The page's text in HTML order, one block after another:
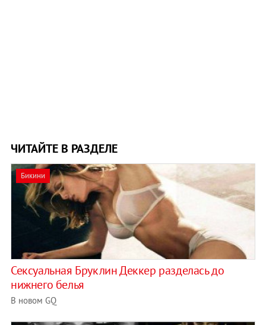
ЧИТАЙТЕ В РАЗДЕЛЕ
Бикини
Сексуальная Бруклин Деккер разделась до
нижнего белья
В новом GQ